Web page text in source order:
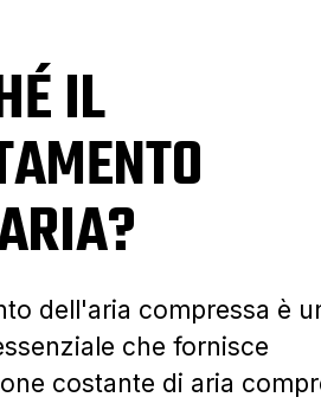
IL
dell'aria compressa è
che fornisce
costante di aria